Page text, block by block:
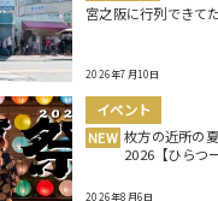
宮之阪に行列できて
2026年7月10日
イベント
NEW 枚方の近所の
2026【ひらつ
2026年8月6日